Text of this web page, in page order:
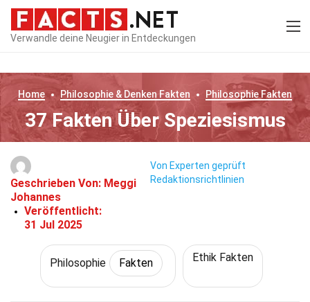
Verwandle deine Neugier in Entdeckungen
Home Philosophie & Denken Fakten Philosophie Fakten
37 Fakten Über Speziesismus
Geschrieben Von: Meggi
Johannes
Veröffentlicht:
31 Jul 2025
Von Experten geprüft
Redaktionsrichtlinien
Philosophie Fakten Ethik Fakten